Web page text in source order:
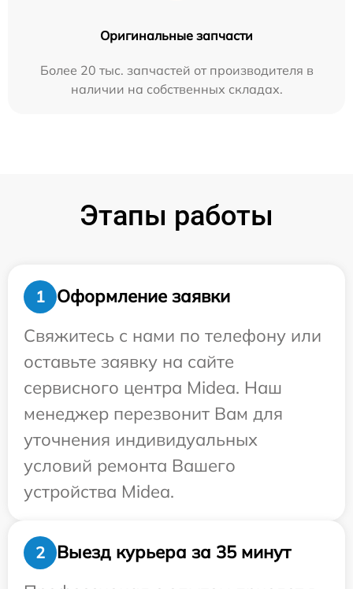
Оригинальные запчасти
Более 20 тыс. запчастей от производителя в
наличии на собственных складах.
Этапы работы
1
Оформление заявки
Свяжитесь с нами по телефону или
оставьте заявку на сайте
сервисного центра Midea. Наш
менеджер перезвонит Вам для
уточнения индивидуальных
условий ремонта Вашего
устройства Midea.
2
Выезд курьера за 35 минут